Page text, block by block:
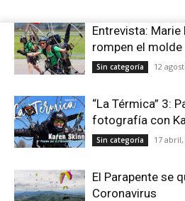
Entrevista:
rompen el molde
Sin categoría 12
“La Térmica” 3:
fotografía con
Sin categoría 17 abril,
El Parapente se
Coronavirus